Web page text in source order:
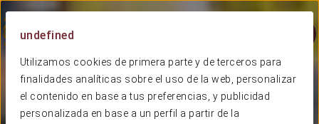
undefined
Utilizamos cookies de primera parte y de terceros para
finalidades analíticas sobre el uso de la web, personalizar
el contenido en base a tus preferencias, y publicidad
personalizada en base a un perfil a partir de la